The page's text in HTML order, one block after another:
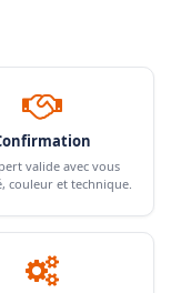
valide avec vous
couleur et technique.